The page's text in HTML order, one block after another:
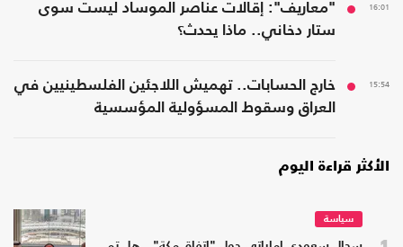
16:01
"معاريف": إقالات عناصر الموساد ليست سوى
ستار دخاني.. ماذا يحدث؟
15:54
خارج الحسابات.. تهميش اللاجئين الفلسطينيين في
العراق وسقوط المسؤولية المؤسسية
الأكثر قراءة اليوم
سياسة